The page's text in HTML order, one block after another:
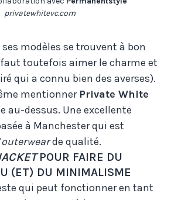
privatewhitevc.com
modèles se trouvent à bon
toutefois aimer le charme et
qui a connu bien des averses).
mentionner Private White
au-dessus. Une excellente
à Manchester qui est
outerwearde qualité.
POUR FAIRE DU
(ET) DU MINIMALISME
qui peut fonctionner en tant